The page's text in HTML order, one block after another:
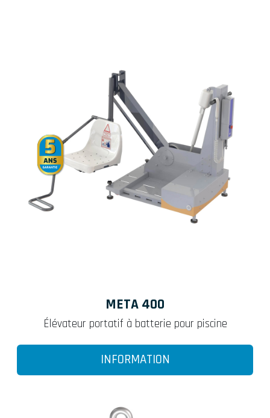
META 400
Élévateur portatif à batterie pour piscine
INFORMATION